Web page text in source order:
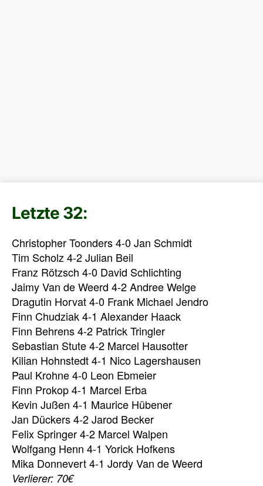
Letzte 32:
Christopher Toonders 4-0 Jan Schmidt
Tim Scholz 4-2 Julian Beil
Franz Rötzsch 4-0 David Schlichting
Jaimy Van de Weerd 4-2 Andree Welge
Dragutin Horvat 4-0 Frank Michael Jendro
Finn Chudziak 4-1 Alexander Haack
Finn Behrens 4-2 Patrick Tringler
Sebastian Stute 4-2 Marcel Hausotter
Kilian Hohnstedt 4-1 Nico Lagershausen
Paul Krohne 4-0 Leon Ebmeier
Finn Prokop 4-1 Marcel Erba
Kevin Jußen 4-1 Maurice Hübener
Jan Dückers 4-2 Jarod Becker
Felix Springer 4-2 Marcel Walpen
Wolfgang Henn 4-1 Yorick Hofkens
Mika Donnevert 4-1 Jordy Van de Weerd
Verlierer: 70€